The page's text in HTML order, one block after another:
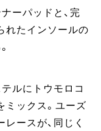
ーパッドと、完
れたインソールの
ルにトウモロコ
ミックス。ユーズ
ースが、同じく